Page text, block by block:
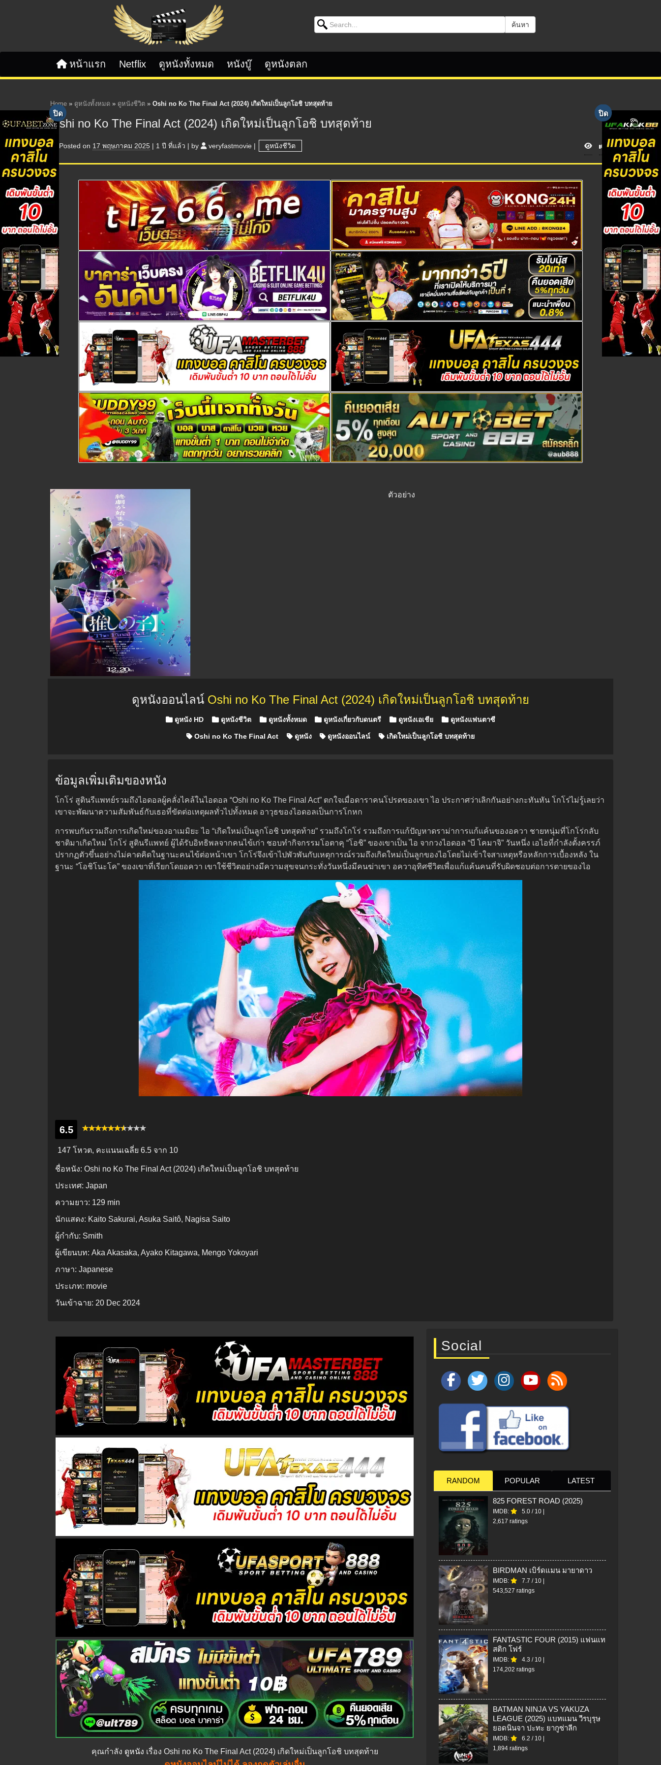
Search for: ค้นหา
หน้าแรก Netflix ดูหนังทั้งหมด หนังบู๊ ดูหนังตลก
Home » ดูหนังทั้งหมด » ดูหนังชีวิต » Oshi no Ko The Final Act (2024) เกิดใหม่เป็นลูกโอชิ บทสุดท้าย
Oshi no Ko The Final Act (2024) เกิดใหม่เป็นลูกโอชิ บทสุดท้าย
Posted on 17 พฤษภาคม 2025 | 1 ปี ที่แล้ว | by veryfastmovie | ดูหนังชีวิต V
i
ตัวอย่าง
ดูหนังออนไลน์ Oshi no Ko The Final Act (2024) เกิดใหม่เป็นลูกโอชิ บทสุดท้าย
Posted in
ดูหนัง HD ดูหนังชีวิต ดูหนังทั้งหมด ดูหนังเกี่ยวกับดนตรี ดูหนังเอเชีย ดูหนังแฟนตาซี
Oshi no Ko The Final Act ดูหนัง ดูหนังออนไลน์ เกิดใหม่เป็นลูกโอชิ บทสุดท้าย
ข้อมูลเพิ่มเติมของหนัง
โกโร่ สูตินรีแพทย์รวมถึงไอดอลผู้คลั่งไคล้ในไอดอล “Oshi no Ko The Final Act” ตกใจเมื่อดาราคนโปรดของเขา ไอ ประกาศว่าเลิกกันอย่างกะทันหัน โกโร่ไม่รู้เลยว่า
เขาจะพัฒนาความสัมพันธ์กับเธอที่ขัดต่อเหตุผลทั่วไปทั้งหมด อาวุธของไอดอลเป็นการโกหก
การพบกันรวมถึงการเกิดใหม่ของอาเมมิยะ ไอ “เกิดใหม่เป็นลูกโอชิ บทสุดท้าย” รวมถึงโกโร่ รวมถึงการแก้ปัญหาดราม่าการแก้แค้นของอควา ชายหนุ่มที่โกโร่กลับ
ชาติมาเกิดใหม่ โกโร่ สูตินรีแพทย์ ผู้ได้รับอิทธิพลจากคนไข้เก่า ชอบทำกิจกรรมโอตาคุ “โอชิ” ของเขาเป็น ไอ จากวงไอดอล “บี โคมาจิ” วันหนึ่ง เอไอที่กำลังตั้งครรภ์
ปรากฏตัวขึ้นอย่างไม่คาดคิดในฐานะคนไข้ต่อหน้าเขา โกโร่จึงเข้าไปพัวพันกับเหตุการณ์รวมถึงเกิดใหม่เป็นลูกของไอโดยไม่เข้าใจสาเหตุหรือหลักการเบื้องหลัง ใน
ฐานะ “โอชิโนะโค” ของเขาที่เรียกโดยอควา เขาใช้ชีวิตอย่างมีความสุขจนกระทั่งวันหนึ่งมีคนฆ่าเขา อควาอุทิศชีวิตเพื่อแก้แค้นคนที่รับผิดชอบต่อการตายของไอ
6.5
147 โหวต, คะแนนเฉลี่ย 6.5 จาก 10
ชื่อหนัง: Oshi no Ko The Final Act (2024) เกิดใหม่เป็นลูกโอชิ บทสุดท้าย
ประเทศ: Japan
ความยาว: 129 min
นักแสดง: Kaito Sakurai, Asuka Saitô, Nagisa Saito
ผู้กำกับ: Smith
ผู้เขียนบท: Aka Akasaka, Ayako Kitagawa, Mengo Yokoyari
ภาษา: Japanese
ประเภท: movie
วันเข้าฉาย: 20 Dec 2024
คุณกำลัง ดูหนัง เรื่อง Oshi no Ko The Final Act (2024) เกิดใหม่เป็นลูกโอชิ บทสุดท้าย
Social
RANDOM POPULAR LATEST
825 FOREST ROAD (2025)
IMDB: 5.0 / 10
2,617 ratings
BIRDMAN เบิร์ดแมน มายาดาว
IMDB: 7.7 / 10
543,527 ratings
FANTASTIC FOUR (2015) แฟนแท
สติก โฟร์
IMDB: 4.3 / 10
174,202 ratings
BATMAN NINJA VS YAKUZA
LEAGUE (2025) แบทแมน วีรบุรุษ
ยอดนินจา ปะทะ ยากูซ่าลีก
IMDB: 6.2 / 10
1,894 ratings